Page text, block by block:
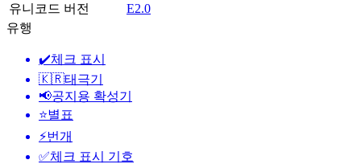
유니코드 버전
E2.0
유행
✔️체크 표시
🇰🇷태극기
📢공지용 확성기
⭐별표
⚡번개
✅체크 표시 기호